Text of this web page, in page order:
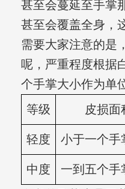
甚至会蔓延至手掌
甚至会覆盖全身，
需要大家注意的是
呢，严重程度根据
个手掌大小作为单
等级
皮损面
轻度 小于一个手
中度
一到五个手